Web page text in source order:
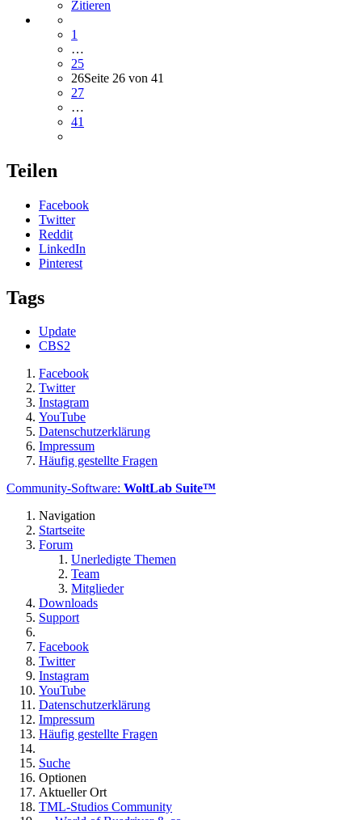
Zitieren
1
…
25
26Seite 26 von 41
27
…
41
Teilen
Facebook
Twitter
Reddit
LinkedIn
Pinterest
Tags
Update
CBS2
Facebook
Twitter
Instagram
YouTube
Datenschutzerklärung
Impressum
Häufig gestellte Fragen
Community-Software: WoltLab Suite™
Navigation
Startseite
Forum
Unerledigte Themen
Team
Mitglieder
Downloads
Support
Facebook
Twitter
Instagram
YouTube
Datenschutzerklärung
Impressum
Häufig gestellte Fragen
Suche
Optionen
Aktueller Ort
TML-Studios Community